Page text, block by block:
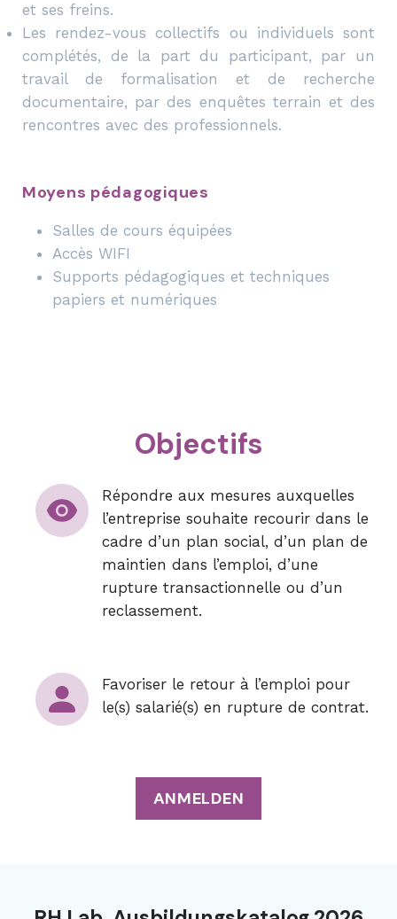
et ses freins.
Les rendez-vous collectifs ou individuels sont
complétés, de la part du participant, par un
travail de formalisation et de recherche
documentaire, par des enquêtes terrain et des
rencontres avec des professionnels.
Moyens pédagogiques
Salles de cours équipées
Accès WIFI
Supports pédagogiques et techniques
papiers et numériques
Objectifs
Répondre aux mesures auxquelles
l’entreprise souhaite recourir dans le
cadre d’un plan social, d’un plan de
maintien dans l’emploi, d’une
rupture transactionnelle ou d’un
reclassement.
Favoriser le retour à l’emploi pour
le(s) salarié(s) en rupture de contrat.
ANMELDEN